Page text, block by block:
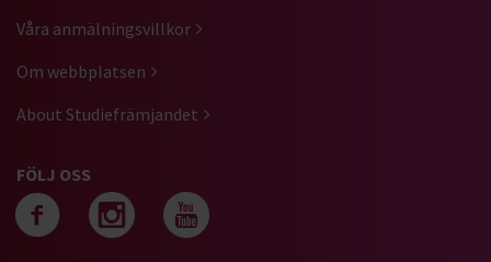
Våra anmälningsvillkor
Om webbplatsen
About Studiefrämjandet
FÖLJ OSS
Följ oss på facebook
Följ oss på
Följ oss på